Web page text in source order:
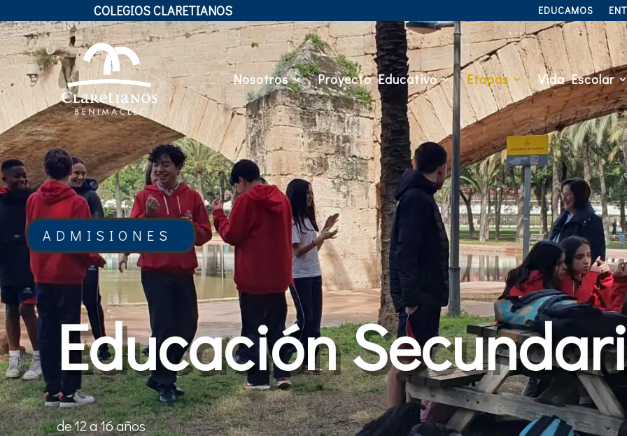
COLEGIOS CLARETIANOS EDUCAMOS
Nosotros Proyecto Educativo Etapas Vida Escolar
ADMISIONES
Educación
de 12 a 16 años